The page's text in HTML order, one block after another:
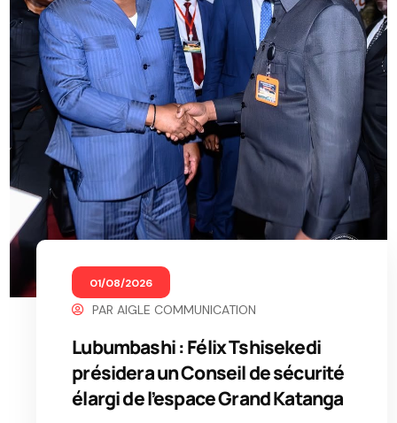
01/08/2026
PARAIGLE COMMUNICATION
Lubumbashi : Félix Tshisekedi
présidera un Conseil de sécurité
élargi de l’espace Grand Katanga